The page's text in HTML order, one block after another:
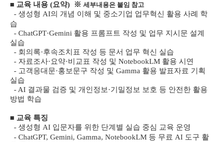
■ 교육 내용 (요약) ※ 세부내용은 붙임 참고
- 생성형 AI의 개념 이해 및 중소기업 업무혁신 활용 사례 학
습
- ChatGPT·Gemini 활용 프롬프트 작성 및 업무 지시문 설계
실습
- 회의록·후속조치표 작성 등 문서 업무 혁신 실습
- 자료조사·요약·비교표 작성 및 NotebookLM 활용 시연
- 고객응대문·홍보문구 작성 및 Gamma 활용 발표자료 기획
실습
- AI 결과물 검증 및 개인정보·기밀정보 보호 등 안전한 활용
방법 학습
■ 교육 특징
- 생성형 AI 입문자를 위한 단계별 실습 중심 교육 운영
- ChatGPT, Gemini, Gamma, NotebookLM 등 무료 AI 도구 활